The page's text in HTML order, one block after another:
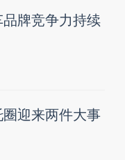
品牌竞争力持续
圈迎来两件大事